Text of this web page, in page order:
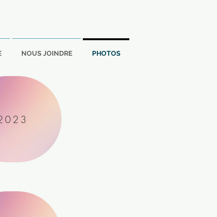
NOUS JOINDRE PHOTOS